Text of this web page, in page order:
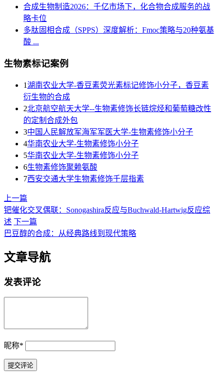
合成生物制造2026：千亿市场下，化合物合成服务的战
略卡位
多肽固相合成（SPPS）深度解析：Fmoc策略与20种氨基
酸 ...
生物素标记案例
1湖南农业大学-香豆素荧光素标记修饰小分子，香豆素
衍生物的合成
2北京航空航天大学--生物素修饰长链烷烃和葡萄糖改性
的定制合成外包
3中国人民解放军海军军医大学-生物素修饰小分子
4华南农业大学-生物素修饰小分子
5华南农业大学-生物素修饰小分子
6生物素修饰聚赖氨酸
7西安交通大学生物素修饰千层指素
上一篇
钯催化交叉偶联：Sonogashira反应与Buchwald-Hartwig反应综
述 下一篇
巴豆醇的合成：从经典路线到现代策略
文章导航
发表评论
昵称*